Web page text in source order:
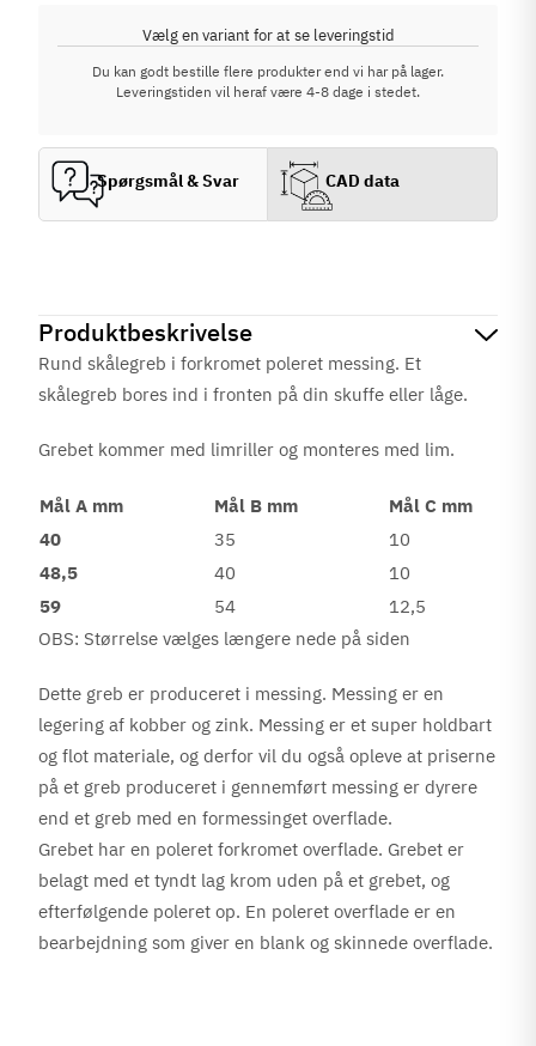
Produktbeskrivelse
Rund skålegreb i forkromet poleret messing. Et
skålegreb bores ind i fronten på din skuffe eller låge.
Grebet kommer med limriller og monteres med lim.
Mål A mm Mål B mm
Mål C mm
40
35
10
48,5
40
10
59
54
12,5
OBS: Størrelse vælges længere nede på siden
Dette greb er produceret i messing. Messing er en
legering af kobber og zink. Messing er et super holdbart
og flot materiale, og derfor vil du også opleve at priserne
på et greb produceret i gennemført messing er dyrere
end et greb med en formessinget overflade.
Grebet har en poleret forkromet overflade. Grebet er
belagt med et tyndt lag krom uden på et grebet, og
efterfølgende poleret op. En poleret overflade er en
bearbejdning som giver en blank og skinnede overflade.
Vælg en variant for at se leveringstid
Du kan godt bestille flere produkter end vi har på lager.
Leveringstiden vil heraf være 4-8 dage i stedet.
Spørgsmål & Svar CAD data